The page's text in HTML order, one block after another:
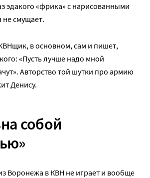
эдакого «фрика» с нарисованными
не смущает.
в основном, сам и пишет,
«Пусть лучше надо мной
Авторство той шутки про армию
Денису.
собой
Воронежа в КВН не играет и вообще